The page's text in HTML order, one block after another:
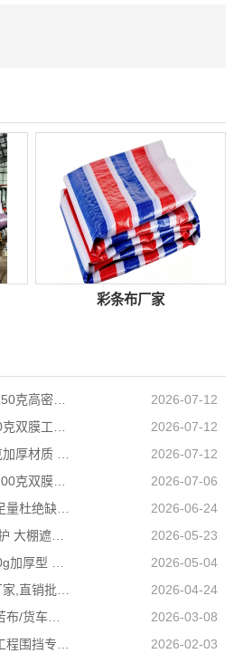
彩条布厂家
天津工地防雨遮盖彩条布 150克高密度 基建施工防尘防水
2026-07-12
2026-07-12
2026-07-12
天津防雨遮盖布哪家靠谱 100克双膜加厚款适配高栏货车长途盖货
2026-07-06
国标足米加厚彩条布 足尺足量杜绝缺尺少米
2026-06-24
营口PE防雨彩条布 工地防护 大棚遮盖 3×50米 耐寒耐用
2026-05-23
2026-05-04
2026-04-24
山西太原彩条布厂家 农用苫布/货车篷布 支持来样加工定制
2026-03-08
2026-02-03